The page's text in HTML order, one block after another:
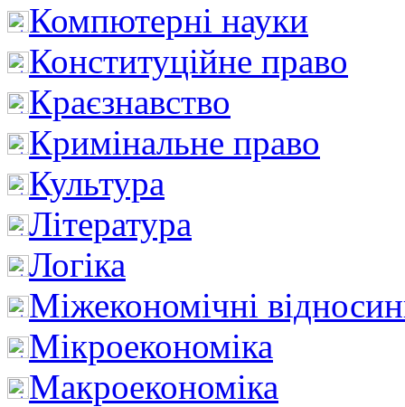
Компютерні науки
Конституційне право
Краєзнавство
Кримінальне право
Культура
Література
Логіка
Міжекономічні
Мікроекономіка
Макроекономіка